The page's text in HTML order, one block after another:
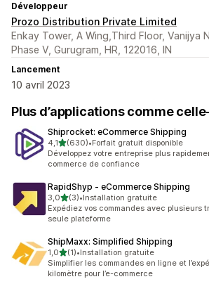
Développeur
Prozo Distribution Private Limited
Enkay Tower, A Wing,Third Floor, Vanijya
Phase V, Gurugram, HR, 122016, IN
Lancement
10 avril 2023
Plus d’applications comme
Shiprocket: eCommerce Shipping
4,1étoile(s) sur 5
(630)
630 avis au total
•Forfait gratuit disponible
Développez votre entreprise plus
commerce de confiance
RapidShyp ‑ eCommerce Shipping
3,0étoile(s) sur 5
(3)
3 avis au total
•Installation gratuite
Expédiez vos commandes avec plusieurs
seule plateforme
ShipMaxx: Simplified Shipping
1,0étoile(s) sur 5
(1)
1 avis au total
•Installation gratuite
Simplifier les commandes en ligne et
kilomètre pour l’e-commerce